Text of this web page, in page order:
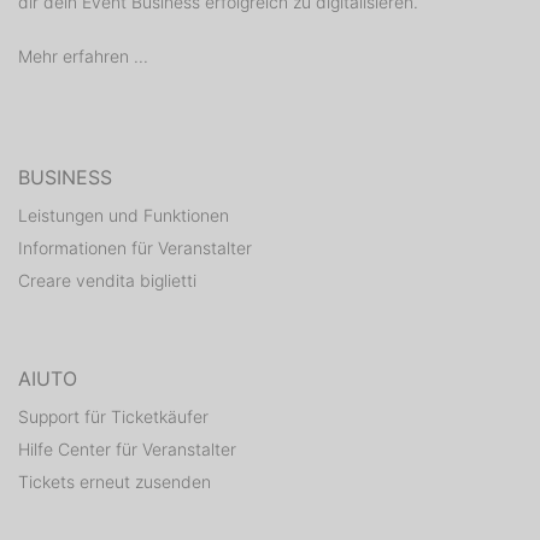
Mehr erfahren ...
BUSINESS
Leistungen und Funktionen
Informationen für Veranstalter
Creare vendita biglietti
AIUTO
Support für Ticketkäufer
Hilfe Center für Veranstalter
Tickets erneut zusenden